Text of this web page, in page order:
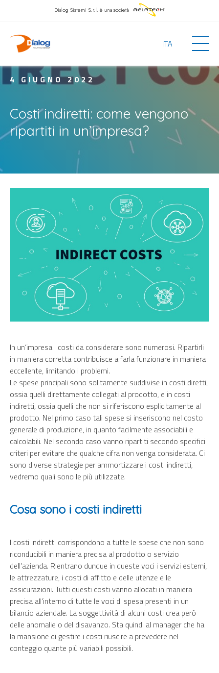
Dialog Sistemi S.r.l. è una società
ITA
4 GIUGNO 2022
Costi indiretti: come vengono
ripartiti in un’impresa?
In un’impresa i costi da considerare sono numerosi. Ripartirli
in maniera corretta contribuisce a farla funzionare in maniera
eccellente, limitando i problemi.
Le spese principali sono solitamente suddivise in costi diretti,
ossia quelli direttamente collegati al prodotto, e in costi
indiretti, ossia quelli che non si riferiscono esplicitamente al
prodotto. Nel primo caso tali spese si inseriscono nel costo
generale di produzione, in quanto facilmente associabili e
calcolabili. Nel secondo caso vanno ripartiti secondo specifici
criteri per evitare che qualche cifra non venga considerata. Ci
sono diverse strategie per ammortizzare i costi indiretti,
vedremo quali sono le più utilizzate.
Cosa sono i costi indiretti
I costi indiretti corrispondono a tutte le spese che non sono
riconducibili in maniera precisa al prodotto o servizio
dell’azienda. Rientrano dunque in queste voci i servizi esterni,
le attrezzature, i costi di affitto e delle utenze e le
assicurazioni. Tutti questi costi vanno allocati in maniera
precisa all’interno di tutte le voci di spesa presenti in un
bilancio aziendale. La soggettività di alcuni costi crea però
delle anomalie o del disavanzo. Sta quindi al manager che ha
la mansione di gestire i costi riuscire a prevedere nel
conteggio quante più variabili possibili.